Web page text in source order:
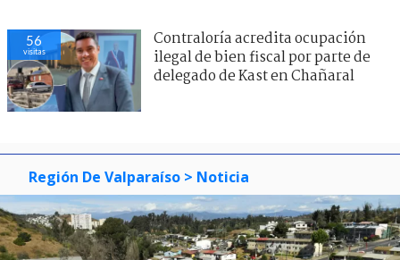
56
visitas
Contraloría acredita ocupación
ilegal de bien fiscal por parte de
delegado de Kast en Chañaral
Región De Valparaíso > Noticia